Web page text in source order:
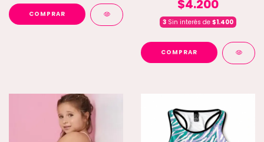
COMPRAR
$4.200
3 Sin interés de $1.400
COMPRAR